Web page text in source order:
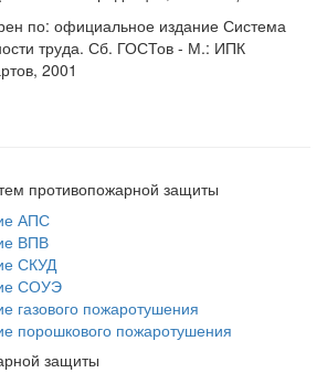
по: официальное издание Система
труда. Сб. ГОСТов - М.: ИПК
2001
противопожарной защиты
АПС
ВПВ
СКУД
СОУЭ
газового пожаротушения
порошкового пожаротушения
защиты